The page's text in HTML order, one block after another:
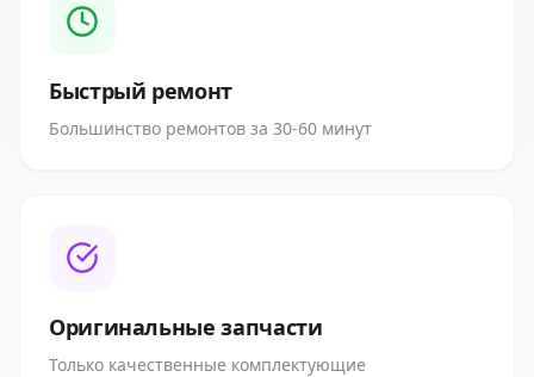
Быстрый ремонт
Большинство ремонтов за 30-60 минут
Оригинальные запчасти
Только качественные комплектующие